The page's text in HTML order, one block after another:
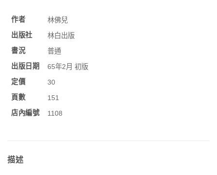
作者
林佛兒
出版社
林白出版
書況
普通
出版日期
65年2月 初版
定價
30
頁數
151
店內編號
1108
描述